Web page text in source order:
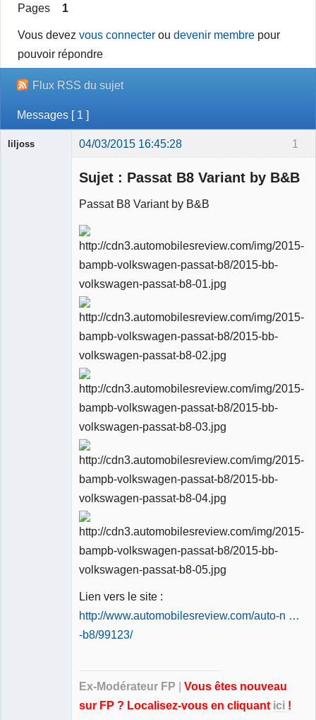
Pages 1
Vous devezvous connecter oudevenir membre pour
pouvoir répondre
Flux RSS du sujet
Messages [ 1 ]
1
liljoss 04/03/2015 16:45:28
Sujet : Passat B8 Variant by B&B
Passat B8 Variant by B&B
Lien vers le site :
http://www.automobilesreview.com/auto-n …
-b8/99123/
Ex-Modérateur FP
Vous êtes nouveau
sur FP ? Localisez-vous en cliquant ici !